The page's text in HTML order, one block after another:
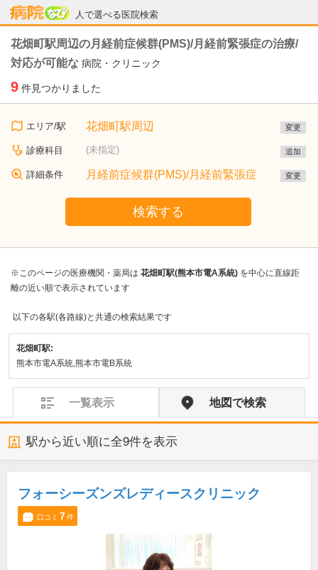
人で選べる医院検索
病院なび
花畑町駅周辺の月経前症候群(PMS)/月経前緊張症の治療/
対応が可能な 病院・クリニック
9 件見つかりました
エリア/駅 花畑町駅周辺 変更
診療科目 (未指定) 追加
詳細条件 月経前症候群(PMS)/月経前緊張症 変更
検索する
※このページの医療機関・薬局は 花畑町駅(熊本市電A系統) を中心に直線距
離の近い順で表示されています
以下の各駅(各路線)と共通の検索結果です
花畑町駅:
熊本市電A系統,熊本市電B系統
一覧表示 地図で検索
駅から近い順に全9件を表示
フォーシーズンズレディースクリニック
口コミ 7件